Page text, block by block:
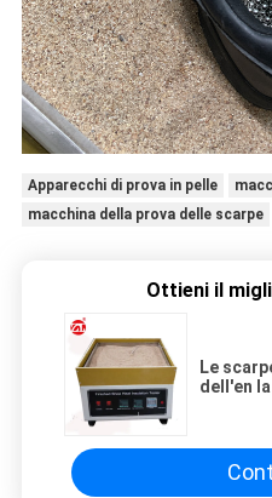
Apparecchi di prova in pelle
macchina della prova delle scarpe
Ottieni il
Le
dell'en